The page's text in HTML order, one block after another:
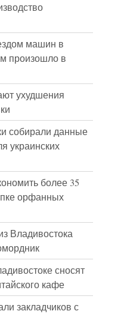
машин в
произошло в
ухудшения
собирали данные
украинских
более 35
орфанных
Владивостока
сносят
кафе
закладчиков с